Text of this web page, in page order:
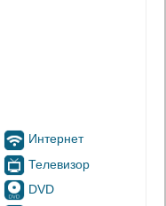
Интернет
Телевизор
DVD